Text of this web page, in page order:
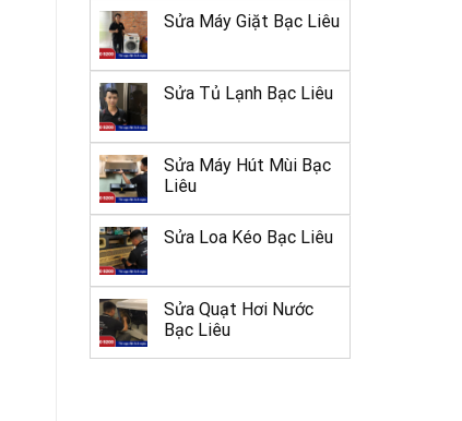
Sửa Máy Giặt Bạc Liêu
Sửa Tủ Lạnh Bạc Liêu
Sửa Máy Hút Mùi Bạc
Liêu
Sửa Loa Kéo Bạc Liêu
Sửa Quạt Hơi Nước
Bạc Liêu